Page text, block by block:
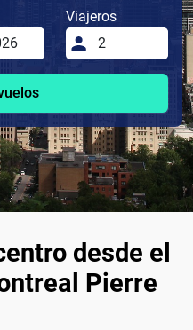
Viajeros
desde el
Pierre